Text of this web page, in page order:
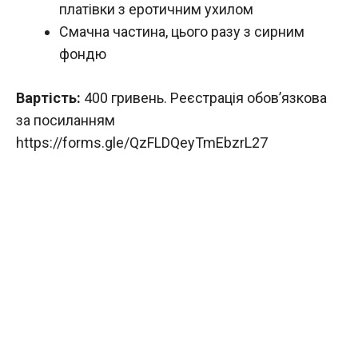
платівки з еротичним ухилом
Смачна частина, цього разу з сирним
фондю
Вартість: 400 гривень. Реєстрація обов’язкова
за посиланням
https://forms.gle/QzFLDQeyTmEbzrL27